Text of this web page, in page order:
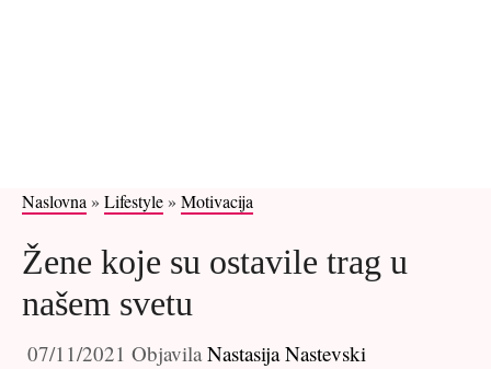
Naslovna » Lifestyle» Motivacija
Žene koje su ostavile trag u
našem svetu
07/11/2021 Objavila Nastasija Nastevski